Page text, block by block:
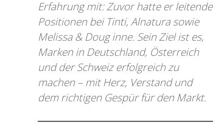
Erfahrung mit: Zuvor hatte er leitende
Positionen bei Tinti, Alnatura sowie
Melissa & Doug inne. Sein Ziel ist es,
Marken in Deutschland, Österreich
und der Schweiz erfolgreich zu
machen – mit Herz, Verstand und
dem richtigen Gespür für den Markt.